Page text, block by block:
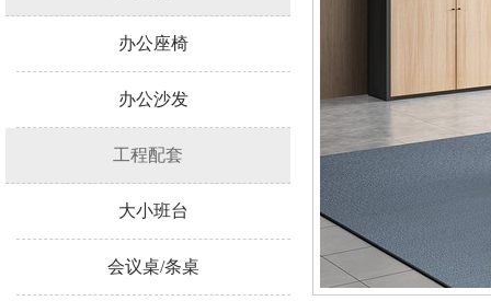
办公座椅
办公沙发
工程配套
大小班台
会议桌/条桌